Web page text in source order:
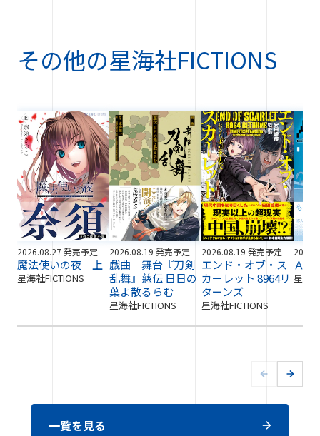
その他の星海社FICTIONS
2026.08.27 発売予定
魔法使いの夜 上
星海社FICTIONS
2026.08.19 発売予定
戯曲 舞台『刀剣
乱舞』慈伝 日日の
葉よ散るらむ
星海社FICTIONS
2026.08.19 発売予定
エンド・オブ・ス
カーレット 8964リ
ターンズ
星海社FICTIONS
ＡＩ
星海
一覧を見る